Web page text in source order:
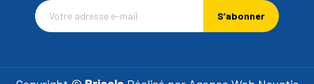
S’abonner